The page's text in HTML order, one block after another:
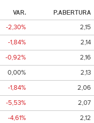
VAR.
P.ABERTURA
-2,30%
2,15
-1,84%
2,14
-0,92%
2,16
0,00%
2,13
-1,84%
2,06
-5,53%
2,07
-4,61%
2,12